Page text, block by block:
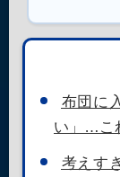
布団に
い」…こ
考えす